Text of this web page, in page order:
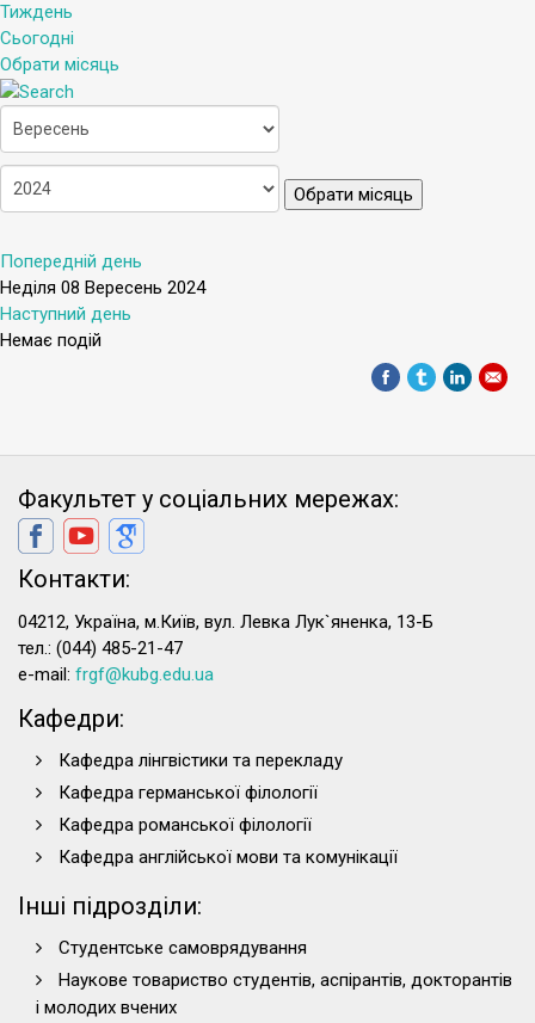
Тиждень
Сьогодні
Обрати місяць
Обрати місяць
Попередній день
Неділя 08 Вересень 2024
Наступний день
Немає подій
Факультет у соціальних мережах:
Контакти:
04212, Україна, м.Київ, вул. Левка Лук`яненка, 13-Б
тел.: (044) 485-21-47
e-mail: frgf@kubg.edu.ua
Кафедри:
Кафедра лінгвістики та перекладу
Кафедра германської філології
Кафедра романської філології
Кафедра англійської мови та комунікації
Інші підрозділи:
Студентське самоврядування
Наукове товариство студентів, аспірантів, докторантів
і молодих вчених